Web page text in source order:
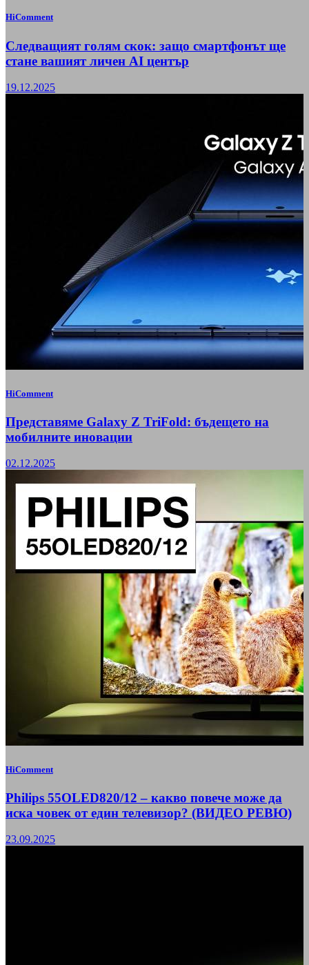
HiComment
Следващият голям скок: защо смартфонът ще
стане вашият личен AI център
19.12.2025
HiComment
Представяме Galaxy Z TriFold: бъдещето на
мобилните иновации
02.12.2025
HiComment
Philips 55OLED820/12 – какво повече може да
иска човек от един телевизор? (ВИДЕО РЕВЮ)
23.09.2025